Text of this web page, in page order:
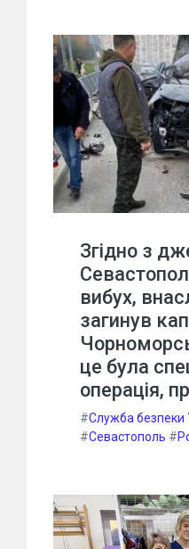
Згідно з
вибух,
загинув
це була
операція,
#Служба безпеки
#Севастополь #